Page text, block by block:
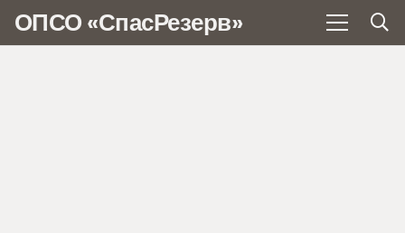
ОПСО «СпасРезерв»